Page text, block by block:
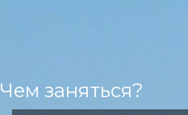
Чем заняться?